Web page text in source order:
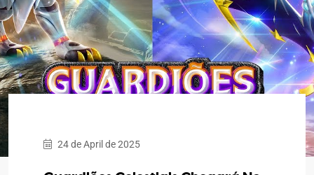
24 de April de 2025